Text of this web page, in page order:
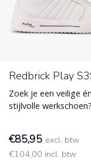
Redbrick Play
Zoek je een veilige én
stijlvolle
Werkschoenen
- instappers
€85,95 excl. btw
€104,00 incl. btw